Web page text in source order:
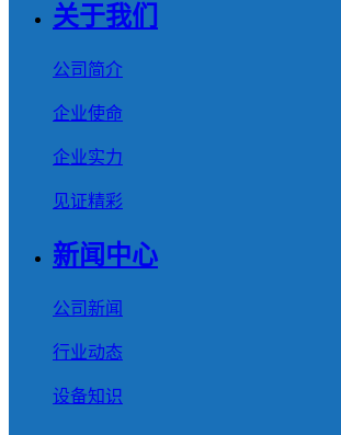
关于我们
公司简介
企业使命
企业实力
见证精彩
新闻中心
公司新闻
行业动态
设备知识